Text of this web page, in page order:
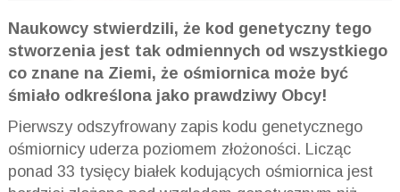
Naukowcy stwierdzili, że kod genetyczny tego
stworzenia jest tak odmiennych od wszystkiego
co znane na Ziemi, że ośmiornica może być
śmiało odkreślona jako prawdziwy Obcy!
Pierwszy odszyfrowany zapis kodu genetycznego
ośmiornicy uderza poziomem złożoności. Licząc
ponad 33 tysięcy białek kodujących ośmiornica jest